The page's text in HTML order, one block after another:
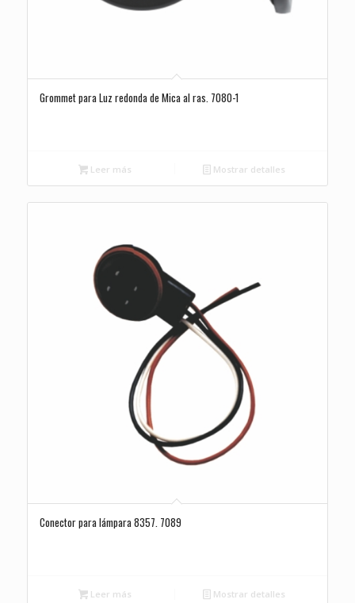
Grommet para Luz redonda de Mica al ras. 7080-1
Leer más Mostrar detalles
Conector para lámpara 8357. 7089
Leer más Mostrar detalles